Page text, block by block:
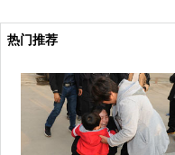
热门推荐